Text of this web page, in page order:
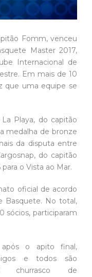
Fomm, venceu
Master 2017,
Internacional de
Em mais de 10
que uma equipe se
Playa, do capitão
medalha de bronze
da disputa entre
do capitão
o Vista ao Mar.
oficial de acordo
Basquete. No total,
sócios, participaram
após o apito final,
e todos são
churrasco de